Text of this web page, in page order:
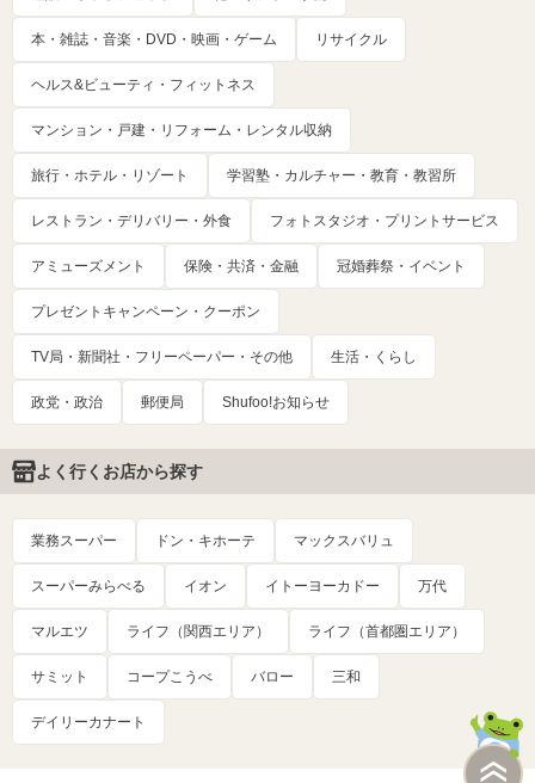
本・雑誌・音楽・DVD・映画・ゲーム リサイクル
ヘルス&ビューティ・フィットネス
マンション・戸建・リフォーム・レンタル収納
旅行・ホテル・リゾート 学習塾・カルチャー・教育・教習所
レストラン・デリバリー・外食 フォトスタジオ・プリントサービス
アミューズメント 保険・共済・金融 冠婚葬祭・イベント
プレゼントキャンペーン・クーポン
TV局・新聞社・フリーペーパー・その他 生活・くらし
政党・政治 郵便局 Shufoo!お知らせ
よく行くお店から探す
業務スーパー ドン・キホーテ マックスバリュ
スーパーみらべる イオン イトーヨーカドー 万代
マルエツ ライフ（関西エリア） ライフ（首都圏エリア）
サミット コープこうべ バロー 三和
デイリーカナート